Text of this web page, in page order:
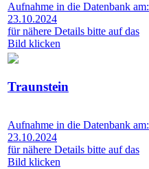
Aufnahme in die Datenbank am:
23.10.2024
für nähere Details bitte auf das
Bild klicken
Traunstein
Aufnahme in die Datenbank am:
23.10.2024
für nähere Details bitte auf das
Bild klicken